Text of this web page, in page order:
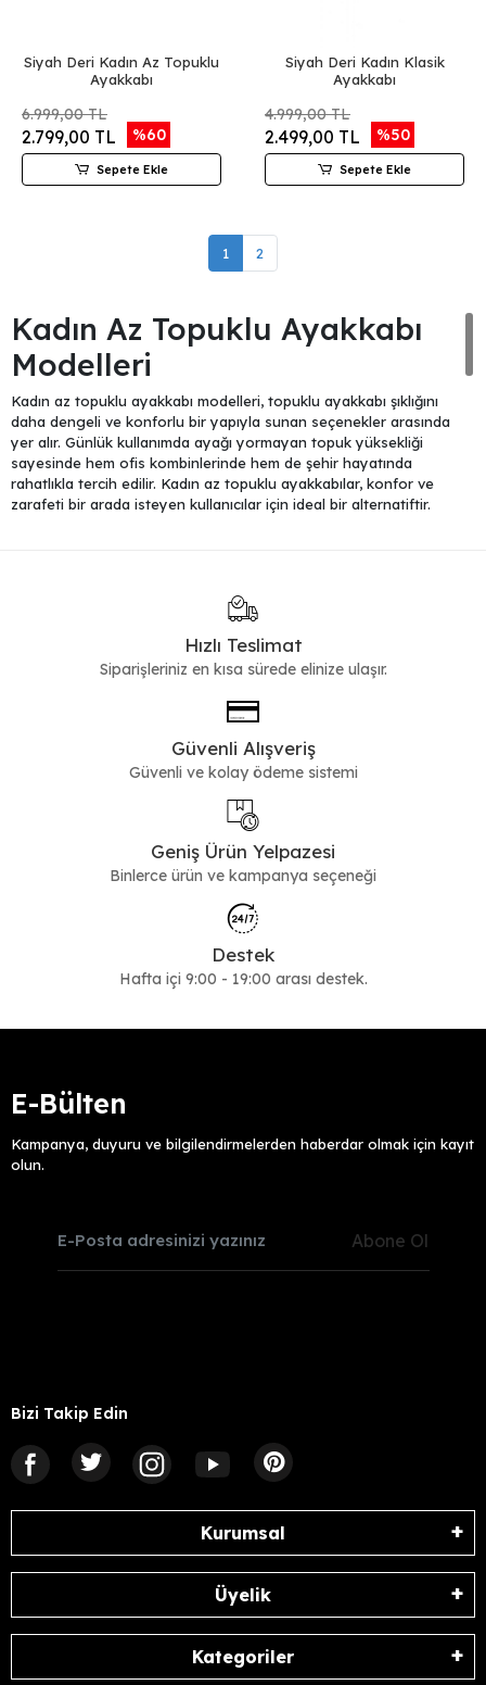
Siyah Deri Kadın Az Topuklu
Ayakkabı
6.999,00 TL
2.799,00 TL %60
Sepete Ekle
Siyah Deri Kadın Klasik
Ayakkabı
4.999,00 TL
2.499,00 TL %50
Sepete Ekle
1 2
Kadın Az Topuklu Ayakkabı
Modelleri
Kadın az topuklu ayakkabı modelleri, topuklu ayakkabı şıklığını
daha dengeli ve konforlu bir yapıyla sunan seçenekler arasında
yer alır. Günlük kullanımda ayağı yormayan topuk yüksekliği
sayesinde hem ofis kombinlerinde hem de şehir hayatında
rahatlıkla tercih edilir. Kadın az topuklu ayakkabılar, konfor ve
zarafeti bir arada isteyen kullanıcılar için ideal bir alternatiftir.
İş hayatında gün boyu rahatlık sağlayan az topuklu ayakkabılar,
klasik ayakkabı seçenekleri
incelenebilirken, daha zarif alternatifler içintopuklu
Günlük ve Konforlu Alternatifler
Daha rahat bir kullanım arayanlar içingünlük ayakkabı
Dengeli ve Stabil Topuk Yapısı
Topuk yüksekliği kontrollü olan az topuklu ayakkabılar, uzun süreli
kullanımda konfor sunar. Daha güçlü ve dengeli bir taban
dolgu topuk ayakkabı
değerlendirilebilir. Tüm modelleri görmek için
kategorisini ziyaret edebilirsiniz.
Hızlı Teslimat
Siparişleriniz en kısa sürede elinize ulaşır.
Güvenli Alışveriş
Güvenli ve kolay ödeme sistemi
Geniş Ürün Yelpazesi
Binlerce ürün ve kampanya seçeneği
Destek
Hafta içi 9:00 - 19:00 arası destek.
E-Bülten
Kampanya, duyuru ve bilgilendirmelerden haberdar olmak için kayıt
olun.
Abone Ol
Bizi Takip Edin
Kurumsal
Üyelik
Kategoriler